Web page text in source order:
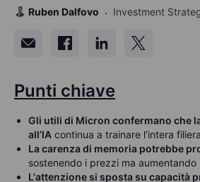
Ruben Dalfovo
Investment
Punti chiave
Gli utili di Micron confermano che
all’IA continua a trainare l’intera
La carenza di memoria potrebbe
sostenendo i prezzi ma aumentando
L'attenzione si sposta su capacità